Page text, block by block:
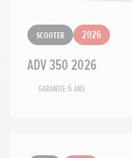
Scooter 2026
ADV 350 2026
Garantie 6 ans